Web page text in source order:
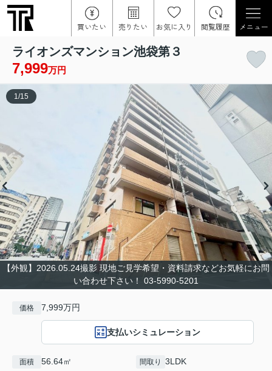
買いたい 売りたい お気に入り 閲覧履歴 メニュー
ライオンズマンション池袋第３
7,999万円
【外観】2026.05.24撮影 現地ご見学希望・資料請求などお気軽にお問
い合わせ下さい！ 03-5990-5201
1 /15
価格 7,999万円
支払いシミュレーション
面積 56.64㎡ 間取り 3LDK